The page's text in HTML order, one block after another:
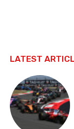
LATEST